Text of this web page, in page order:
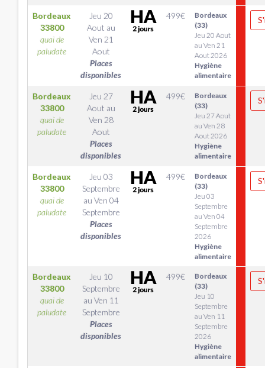
Bordeaux
33800
quai de
paludate
Jeu 20
Aout au
Ven 21
Aout
Places
disponibles
499€
Bordeaux
(33)
Jeu 20 Aout
au Ven 21
Aout 2026
Hygiène
alimentaire
Bordeaux
33800
quai de
paludate
Jeu 27
Aout au
Ven 28
Aout
Places
disponibles
499€
Bordeaux
(33)
Jeu 27 Aout
au Ven 28
Aout 2026
Hygiène
alimentaire
Bordeaux
33800
quai de
paludate
Jeu 03
Septembre
au Ven 04
Septembre
Places
disponibles
499€
Bordeaux
(33)
Jeu 03
Septembre
au Ven 04
Septembre
2026
Hygiène
alimentaire
Bordeaux
33800
quai de
paludate
Jeu 10
Septembre
au Ven 11
Septembre
Places
disponibles
499€
Bordeaux
(33)
Jeu 10
Septembre
au Ven 11
Septembre
2026
Hygiène
alimentaire